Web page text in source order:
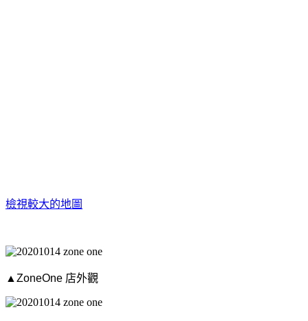
檢視較大的地圖
▲ZoneOne 店外觀